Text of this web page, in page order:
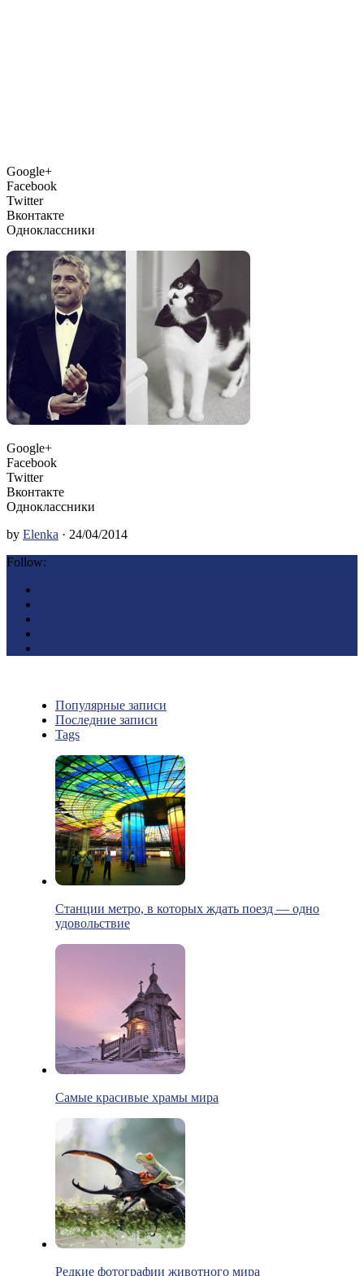
Google+
Facebook
Twitter
Вконтакте
Одноклассники
Google+
Facebook
Twitter
Вконтакте
Одноклассники
by Elenka · 24/04/2014
Follow:
Популярные записи
Последние записи
Tags
Станции метро, в которых ждать поезд — одно
удовольствие
Самые красивые храмы мира
Редкие фотографии животного мира